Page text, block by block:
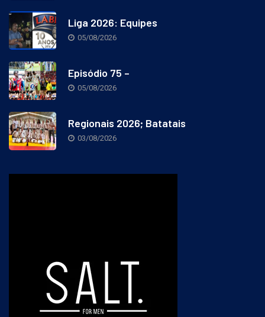
Liga 2026: Equipes
05/08/2026
Episódio 75 –
05/08/2026
Regionais 2026; Batatais
03/08/2026